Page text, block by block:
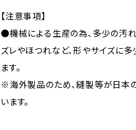
【注意事項】
●機械による生産の為、多少の汚
ズレやほつれなど、形やサイズに
ます。
※海外製品のため、縫製等が日本
います。